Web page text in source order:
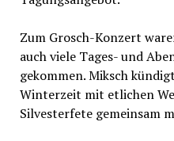
Zum Grosch-Konzert
auch viele Tages- und
gekommen. Miksch
Winterzeit mit etlichen
Silvesterfete gemeinsam